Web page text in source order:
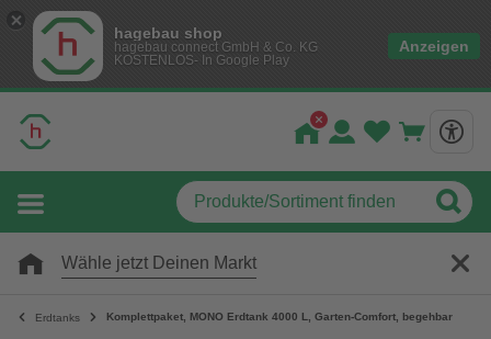
hagebau shop
hagebau connect GmbH & Co. KG
KOSTENLOS- In Google Play
Anzeigen
Wähle jetzt Deinen Markt
Erdtanks Komplettpaket, MONO Erdtank 4000 L, Garten-Comfort, begehbar